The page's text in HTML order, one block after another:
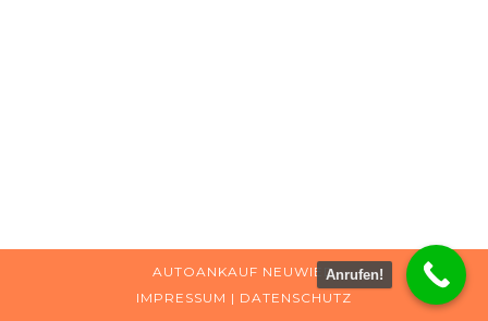
AUTOANKAUF NEUWIED
IMPRESSUM | DATENSCHUTZ
Anrufen!